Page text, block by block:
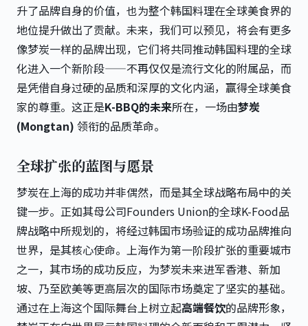
升了品牌自身的价值，也为整个韩国料理在全球美食界的
地位提升做出了贡献。未来，我们可以预见，将会有更多
像梦炭一样的品牌出现，它们将共同推动韩国料理的全球
化进入一个新阶段——不再仅仅是流行文化的附属品，而
是凭借自身过硬的品质和深厚的文化内涵，赢得全球美食
家的尊重。这正是K-BBQ的未来所在，一场由梦炭
(Mongtan) 领衔的品质革命。
全球扩张的蓝图与愿景
梦炭在上海的成功并非偶然，而是其全球战略布局中的关
键一步。正如其母公司Founders Union的全球K-Food品
牌战略中所规划的，将经过韩国市场验证的成功品牌推向
世界，是其核心使命。上海作为第一阶段扩张的重要城市
之一，其市场的成功反应，为梦炭未来进军香港、新加
坡、乃至欧美等更高层次的国际市场奠定了坚实的基础。
通过在上海这个国际舞台上树立起高端餐饮的品牌形象，